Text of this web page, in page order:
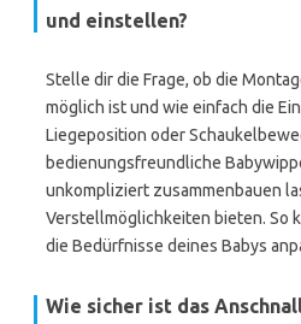
und einstellen?
Stelle dir die Frage, ob die
möglich ist und wie einfach die
Liegeposition oder
bedienungsfreundliche
unkompliziert zusammenbauen
Verstellmöglichkeiten bieten. So
die Bedürfnisse deines Babys
Wie sicher ist das